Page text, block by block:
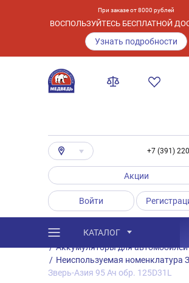
При заказе от 8000 рублей
ВОСПОЛЬЗУЙТЕСЬ БЕСПЛАТНОЙ
Узнать подробности
+7 (391)
Акции
Войти
КАТАЛОГ
Каталог / Товары
/ Аккумуляторы для автомобилей
/ Неиспользуемая номенклатура
Зверь-Азия 95 Ач обр. 125D31L